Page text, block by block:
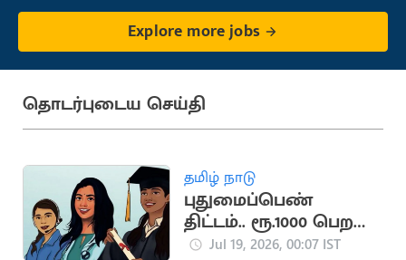
Explore more jobs
தொடர்புடைய செய்தி
தமிழ் நாடு
புதுமைப்பெண்
திட்டம்.. ரூ.1000 பெற
மாணவிகள்
Jul 19, 2026, 00:07 IST